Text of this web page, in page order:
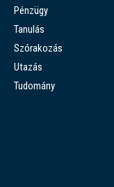
Pénzügy
Tanulás
Szórakozás
Utazás
Tudomány